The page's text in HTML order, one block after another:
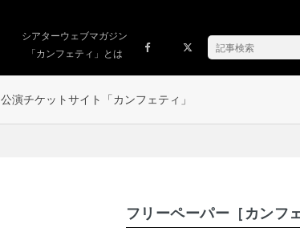
シアターウェブマガジン
「カンフェティ」とは
公演チケットサイト「カンフェティ」
フリーペーパー［カンフ